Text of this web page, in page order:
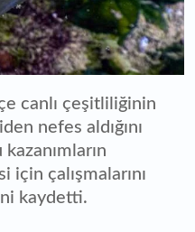
canlı çeşitliliğinin
nefes aldığını
için çalışmalarını
kaydetti.